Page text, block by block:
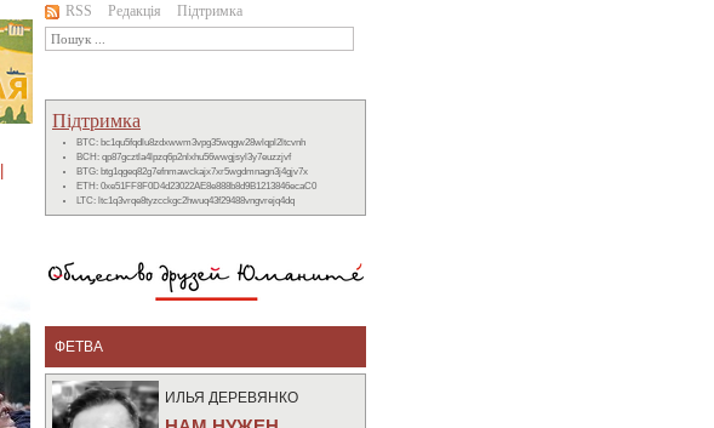
RSS Редакція Підтримка
Підтримка
BTC: bc1qu5fqdlu8zdxwwm3vpg35wqgw28wlqpl2ltcvnh
BCH: qp87gcztla4lpzq6p2nlxhu56wwgjsyl3y7euzzjvf
BTG: btg1qgeq82g7efnmawckajx7xr5wgdmnagn3j4gjv7x
ETH: 0xe51FF8F0D4d23022AE8e888b8d9B1213846ecaC0
LTC: ltc1q3vrqe8tyzcckgc2hwuq43f29488vngvrejq4dq
ФЕТВА
ИЛЬЯ ДЕРЕВЯНКО